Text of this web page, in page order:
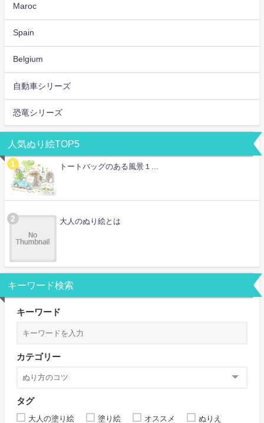
Maroc
Spain
Belgium
自動車シリーズ
恐竜シリーズ
人気ぬり絵TOP5
トートバッグのある風景１...
大人のぬり絵とは
キーワード検索
キーワード
カテゴリー
タグ
大人の塗り絵 塗り絵 オススメ ぬりえ